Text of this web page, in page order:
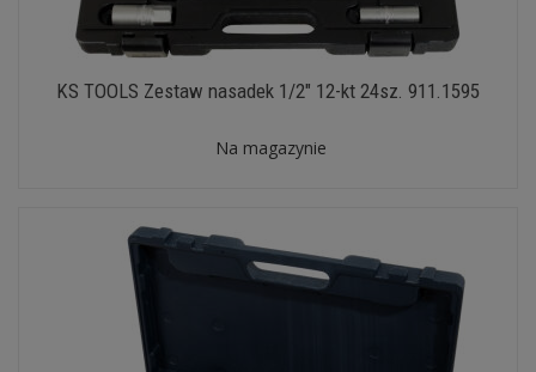
KS TOOLS Zestaw nasadek 1/2" 12-kt 24sz. 911.1595
Na magazynie